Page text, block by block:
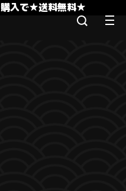
購入で★送料無料★